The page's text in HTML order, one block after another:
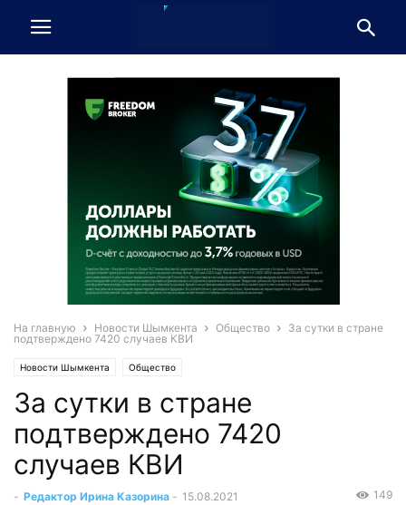
На главную Новости Шымкента Общество
За сутки в стране
подтверждено 7420 случаев КВИ
Новости Шымкента Общество
За сутки в стране
подтверждено 7420
случаев КВИ
- Редактор Ирина Казорина - 15.08.2021 149